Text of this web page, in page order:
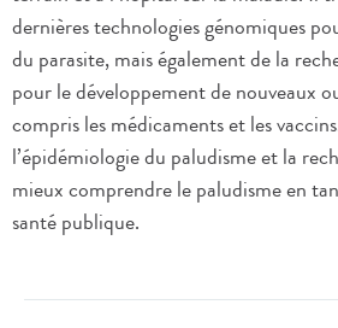
dernières technologies génomiques
du parasite, mais également de la
pour le développement de nouveaux
compris les médicaments et les
l’épidémiologie du paludisme et la
mieux comprendre le paludisme en
santé publique.